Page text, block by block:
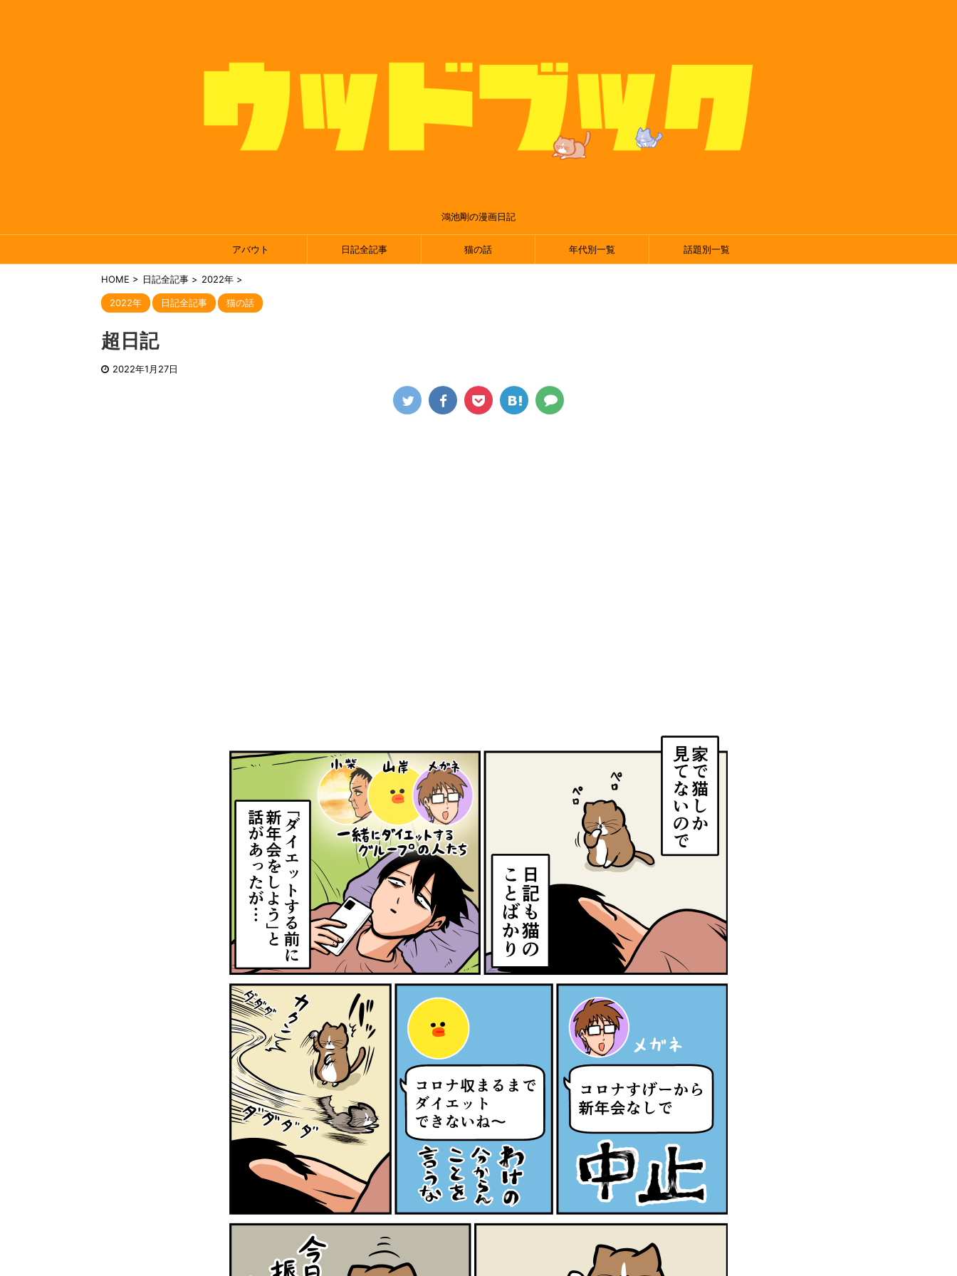
鴻池剛の漫画日記
アバウト 日記全記事 猫の話 年代別一覧 話題別一覧
HOME > 日記全記事 > 2022年 >
2022年 日記全記事 猫の話
超日記
2022年1月27日